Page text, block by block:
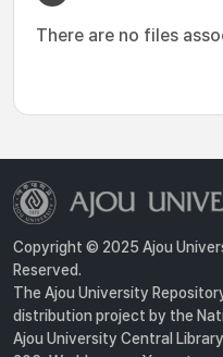
There are no files
Copyright © 2025 Ajou
Reserved.
The Ajou University
distribution project by the
Ajou University Central Library